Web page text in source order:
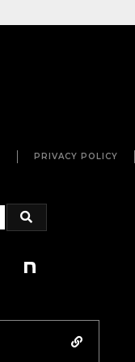
PRIVACY POLICY